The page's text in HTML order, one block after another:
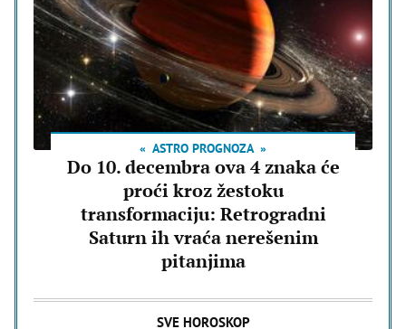
ASTRO PROGNOZA
Do 10. decembra ova 4 znaka će
proći kroz žestoku
transformaciju: Retrogradni
Saturn ih vraća nerešenim
pitanjima
SVE HOROSKOP